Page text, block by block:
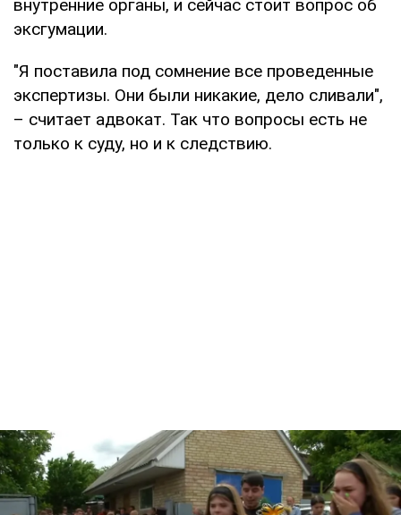
внутренние органы, и сейчас стоит вопрос об
эксгумации.
"Я поставила под сомнение все проведенные
экспертизы. Они были никакие, дело сливали",
– считает адвокат. Так что вопросы есть не
только к суду, но и к следствию.